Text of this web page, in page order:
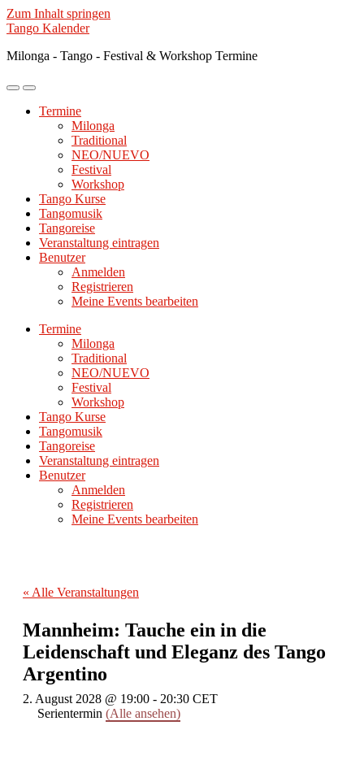
Zum Inhalt springen
Tango Kalender
Milonga - Tango - Festival & Workshop Termine
Mobile-
ein-/ausblenden
Suchfeld
ein-/ausblenden
Termine
Milonga
Traditional
NEO/NUEVO
Festival
Workshop
Tango Kurse
Tangomusik
Tangoreise
Veranstaltung eintragen
Benutzer
Anmelden
Registrieren
Meine Events bearbeiten
Termine
Milonga
Traditional
NEO/NUEVO
Festival
Workshop
Tango Kurse
Tangomusik
Tangoreise
Veranstaltung eintragen
Benutzer
Anmelden
Registrieren
Meine Events bearbeiten
« Alle Veranstaltungen
Mannheim: Tauche ein in die
Leidenschaft und Eleganz des Tango
Argentino
2. August 2028 @ 19:00 - 20:30 CET
Serientermin (Alle ansehen)